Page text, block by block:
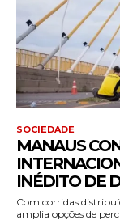
SOCIEDADE
MANAUS
INÉDITO DE
Com corridas
amplia opções de